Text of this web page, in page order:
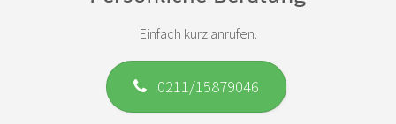
Einfach kurz anrufen.
0211/15879046